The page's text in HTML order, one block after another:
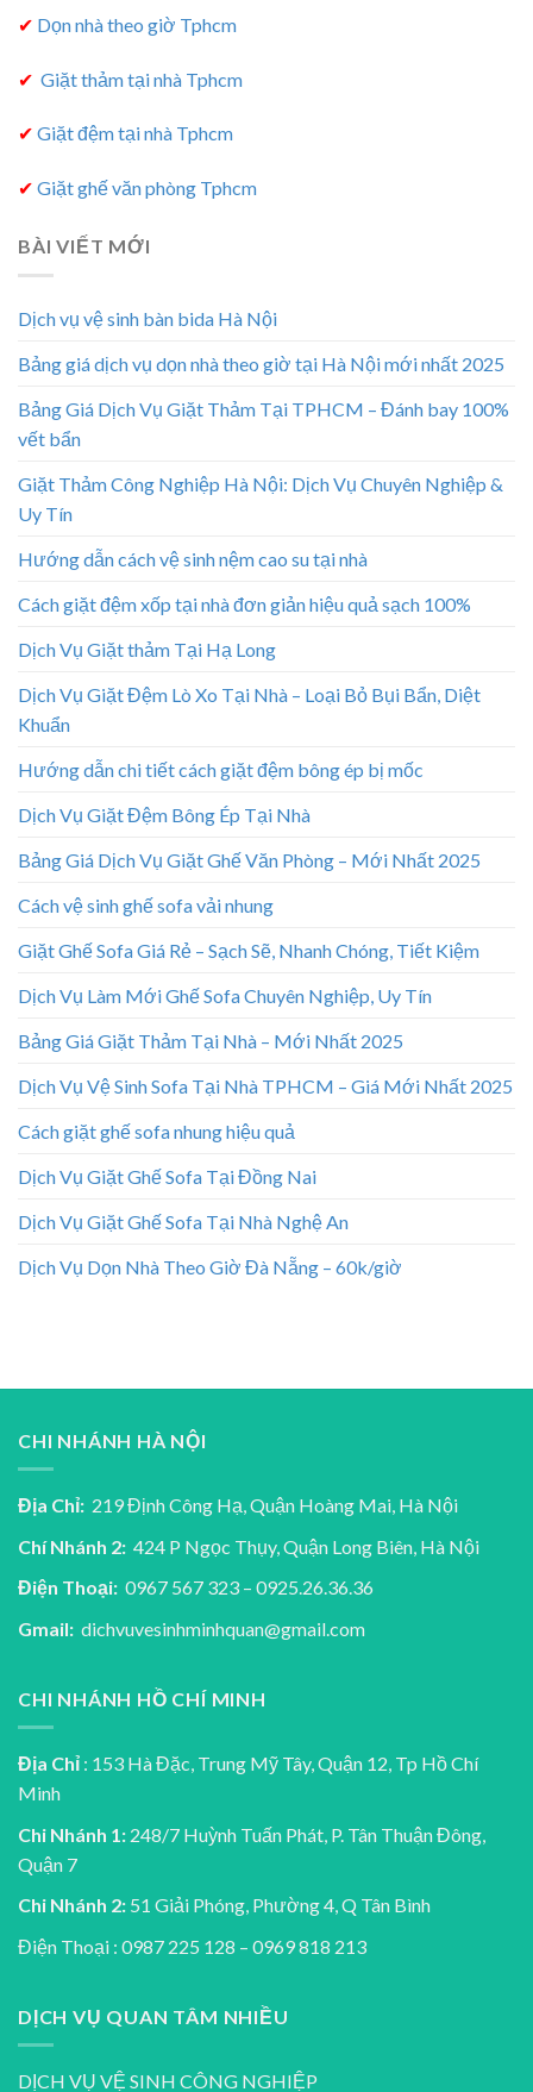
✔ Dọn nhà theo giờ Tphcm
✔ Giặt thảm tại nhà Tphcm
✔ Giặt đệm tại nhà Tphcm
✔ Giặt ghế văn phòng Tphcm
BÀI VIẾT MỚI
Dịch vụ vệ sinh bàn bida Hà Nội
Bảng giá dịch vụ dọn nhà theo giờ tại Hà Nội mới nhất 2025
Bảng Giá Dịch Vụ Giặt Thảm Tại TPHCM – Đánh bay 100%
vết bẩn
Giặt Thảm Công Nghiệp Hà Nội: Dịch Vụ Chuyên Nghiệp &
Uy Tín
Hướng dẫn cách vệ sinh nệm cao su tại nhà
Cách giặt đệm xốp tại nhà đơn giản hiệu quả sạch 100%
Dịch Vụ Giặt thảm Tại Hạ Long
Dịch Vụ Giặt Đệm Lò Xo Tại Nhà – Loại Bỏ Bụi Bẩn, Diệt
Khuẩn
Hướng dẫn chi tiết cách giặt đệm bông ép bị mốc
Dịch Vụ Giặt Đệm Bông Ép Tại Nhà
Bảng Giá Dịch Vụ Giặt Ghế Văn Phòng – Mới Nhất 2025
Cách vệ sinh ghế sofa vải nhung
Giặt Ghế Sofa Giá Rẻ – Sạch Sẽ, Nhanh Chóng, Tiết Kiệm
Dịch Vụ Làm Mới Ghế Sofa Chuyên Nghiệp, Uy Tín
Bảng Giá Giặt Thảm Tại Nhà – Mới Nhất 2025
Dịch Vụ Vệ Sinh Sofa Tại Nhà TPHCM – Giá Mới Nhất 2025
Cách giặt ghế sofa nhung hiệu quả
Dịch Vụ Giặt Ghế Sofa Tại Đồng Nai
Dịch Vụ Giặt Ghế Sofa Tại Nhà Nghệ An
Dịch Vụ Dọn Nhà Theo Giờ Đà Nẵng – 60k/giờ
CHI NHÁNH HÀ NỘI
Địa Chỉ: 219 Định Công Hạ, Quận Hoàng Mai, Hà Nội
Chí Nhánh 2: 424 P Ngọc Thụy, Quận Long Biên, Hà Nội
Điện Thoại: 0967 567 323 – 0925.26.36.36
Gmail: dichvuvesinhminhquan@gmail.com
CHI NHÁNH HỒ CHÍ MINH
Địa Chỉ : 153 Hà Đặc, Trung Mỹ Tây, Quận 12, Tp Hồ Chí
Minh
Chi Nhánh 1: 248/7 Huỳnh Tuấn Phát, P. Tân Thuận Đông,
Quận 7
Chi Nhánh 2: 51 Giải Phóng, Phường 4, Q Tân Bình
Điện Thoại : 0987 225 128 – 0969 818 213
DỊCH VỤ QUAN TÂM NHIỀU
DỊCH VỤ VỆ SINH CÔNG NGHIỆP